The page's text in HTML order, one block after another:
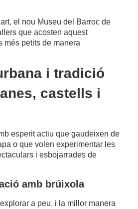
el nou Museu del Barroc de
que acosten aquest
més petits de manera
i tradició
castells i
esperit actiu que gaudeixen de
o que volen experimentar les
i esbojarrades de
amb brúixola
a peu, i la millor manera